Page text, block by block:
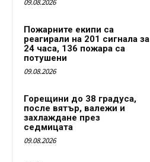
Пожарните екипи са
реагирали на 201 сигнала за
24 часа, 136 пожара са
потушени
09.08.2026
Горещини до 38 градуса,
после вятър, валежи и
захлаждане през
седмицата
09.08.2026